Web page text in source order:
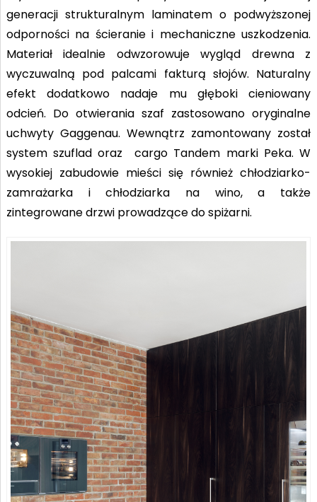
generacji strukturalnym laminatem o podwyższonej
odporności na ścieranie i mechaniczne uszkodzenia.
Materiał idealnie odwzorowuje wygląd drewna z
wyczuwalną pod palcami fakturą słojów. Naturalny
efekt dodatkowo nadaje mu głęboki cieniowany
odcień. Do otwierania szaf zastosowano oryginalne
uchwyty Gaggenau. Wewnątrz zamontowany został
system szuflad oraz cargo Tandem marki Peka. W
wysokiej zabudowie mieści się również chłodziarko-
zamrażarka i chłodziarka na wino, a także
zintegrowane drzwi prowadzące do spiżarni.